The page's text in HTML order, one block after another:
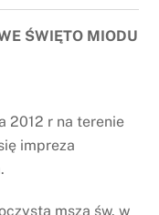
ŚWIĘTO MIODU
2012 r na terenie
impreza
mszą św. w